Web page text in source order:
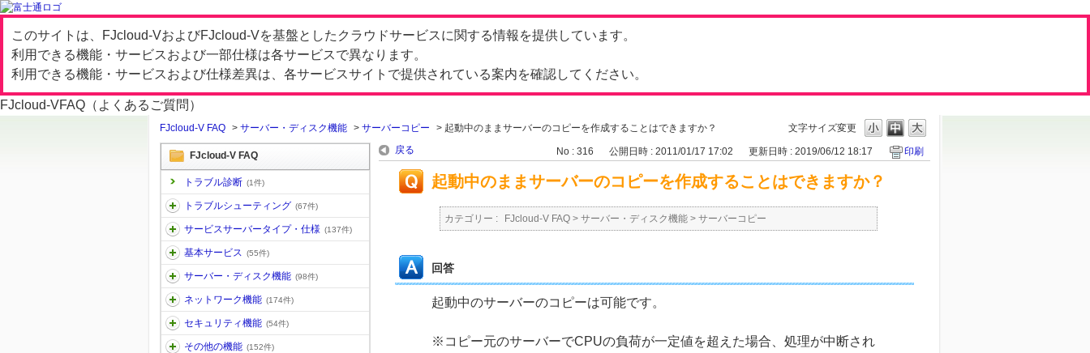
このサイトは、FJcloud-VおよびFJcloud-Vを基盤としたクラウドサービスに関する情報を提供しています。
利用できる機能・サービスおよび一部仕様は各サービスで異なります。
利用できる機能・サービスおよび仕様差異は、各サービスサイトで提供されている案内を確認してください。
FJcloud-VFAQ（よくあるご質問）
文字サイズ変更
FJcloud-V FAQ > サーバー・ディスク機能 > サーバーコピー > 起動中のままサーバーのコピーを作成することはできますか？
FJcloud-V FAQ
トラブル診断 (1件)
トラブルシューティング (67件)
サービスサーバータイプ・仕様 (137件)
基本サービス (55件)
サーバー・ディスク機能 (98件)
ネットワーク機能 (174件)
セキュリティ機能 (54件)
その他の機能 (152件)
戻る No : 316 公開日時 : 2011/01/17 17:02 更新日時 : 2019/06/12 18:17 印刷
起動中のままサーバーのコピーを作成することはできますか？
カテゴリー : FJcloud-V FAQ > サーバー・ディスク機能 > サーバーコピー
回答
起動中のサーバーのコピーは可能です。
※コピー元のサーバーでCPUの負荷が一定値を超えた場合、処理が中断され